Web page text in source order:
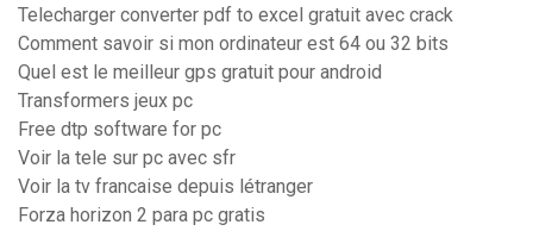
Telecharger converter pdf to excel gratuit avec crack
Comment savoir si mon ordinateur est 64 ou 32 bits
Quel est le meilleur gps gratuit pour android
Transformers jeux pc
Free dtp software for pc
Voir la tele sur pc avec sfr
Voir la tv francaise depuis létranger
Forza horizon 2 para pc gratis